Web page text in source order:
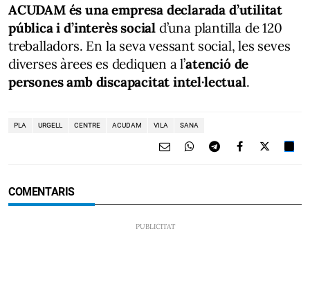
ACUDAM és una empresa declarada d’utilitat
pública i d’interès social d’una plantilla de 120
treballadors. En la seva vessant social, les seves
diverses àrees es dediquen a l’atenció de
persones amb discapacitat intel·lectual.
PLA URGELL CENTRE ACUDAM VILA SANA
COMENTARIS